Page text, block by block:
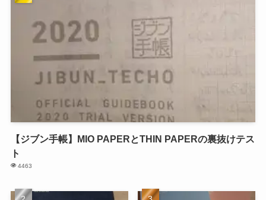
【ジブン手帳】MIO PAPERとTHIN PAPERの裏抜けテス
ト
4463